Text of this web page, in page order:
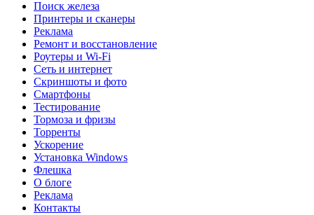
Поиск железа
Принтеры и сканеры
Реклама
Ремонт и восстановление
Роутеры и Wi-Fi
Сеть и интернет
Скриншоты и фото
Смартфоны
Тестирование
Тормоза и фризы
Торренты
Ускорение
Установка Windows
Флешка
О блоге
Реклама
Контакты